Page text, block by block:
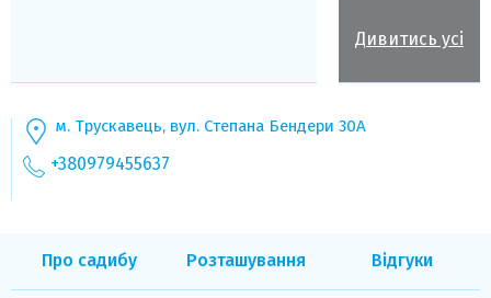
Дивитись усі
м. Трускавець, вул. Степана Бендери 30А
+380979455637
Про садибу Розташування Відгуки